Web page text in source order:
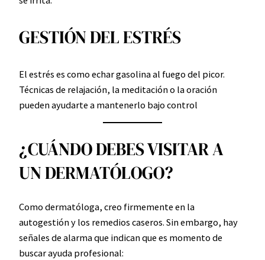
GESTIÓN DEL ESTRÉS
El estrés es como echar gasolina al fuego del picor.
Técnicas de relajación, la meditación o la oración
pueden ayudarte a mantenerlo bajo control
¿CUÁNDO DEBES VISITAR A
UN DERMATÓLOGO?
Como dermatóloga, creo firmemente en la
autogestión y los remedios caseros. Sin embargo, hay
señales de alarma que indican que es momento de
buscar ayuda profesional: